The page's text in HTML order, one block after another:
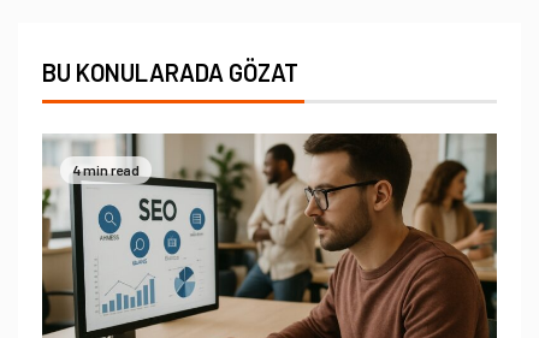
BU KONULARADA GÖZAT
4 min read